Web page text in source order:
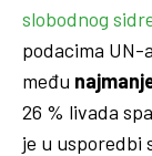
slobodnog
podacima UN-
među
26 % livada
je u usporedbi